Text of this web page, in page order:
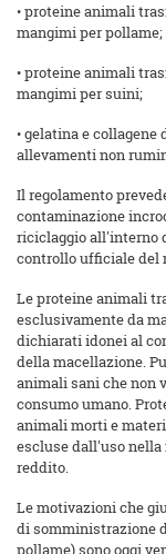
• proteine animali
mangimi per pollame;
• proteine animali
mangimi per suini;
• gelatina e
allevamenti non
Il regolamento
contaminazione
riciclaggio all'interno
controllo ufficiale del
Le proteine animali
esclusivamente da
dichiarati idonei al
della macellazione.
animali sani che non
consumo umano.
animali morti e
escluse dall'uso
reddito.
Le motivazioni che
di somministrazione
pollame) sono oggi